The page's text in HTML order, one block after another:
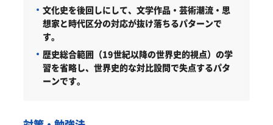
文化史を後回しにして、文学作品・芸術潮流・思
想家と時代区分の対応が抜け落ちるパターンで
す。
歴史総合範囲（19世紀以降の世界史的視点）の学
習を省略し、世界史的な対比設問で失点するパタ
ーンです。